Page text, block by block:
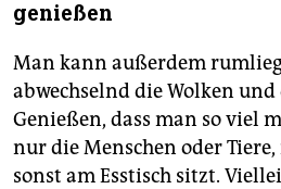
genießen
Man kann außerdem
abwechselnd die Wolken
Genießen, dass man so viel
nur die Menschen oder
sonst am Esstisch sitzt.